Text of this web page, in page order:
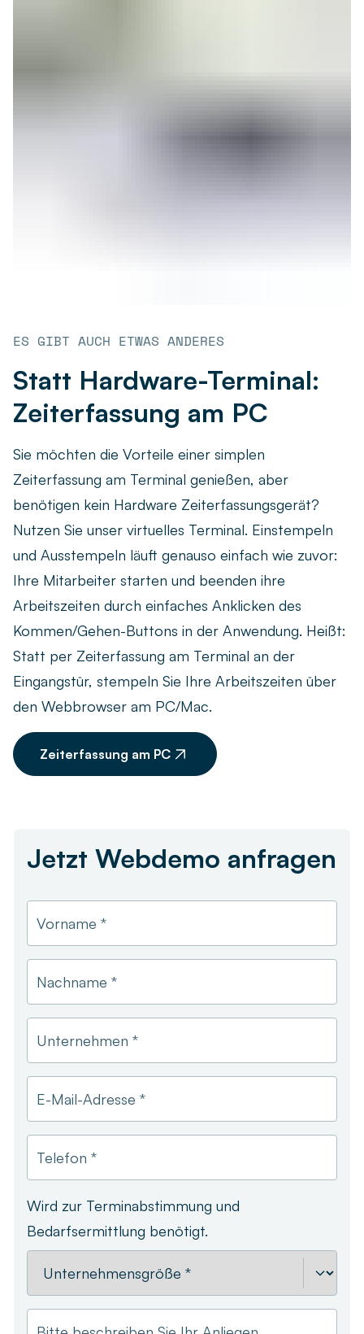
ES GIBT AUCH ETWAS ANDERES
Statt Hardware-Terminal:
Zeiterfassung am PC
Sie möchten die Vorteile einer simplen
Zeiterfassung am Terminal genießen, aber
benötigen kein Hardware Zeiterfassungsgerät?
Nutzen Sie unser virtuelles Terminal. Einstempeln
und Ausstempeln läuft genauso einfach wie zuvor:
Ihre Mitarbeiter starten und beenden ihre
Arbeitszeiten durch einfaches Anklicken des
Kommen/Gehen-Buttons in der Anwendung. Heißt:
Statt per Zeiterfassung am Terminal an der
Eingangstür, stempeln Sie Ihre Arbeitszeiten über
den Webbrowser am PC/Mac.
Zeiterfassung am PC
Jetzt Webdemo anfragen
Vorname *
Nachname *
Unternehmen *
E-Mail-Adresse *
Telefon *
Wird zur Terminabstimmung und
Bedarfsermittlung benötigt.